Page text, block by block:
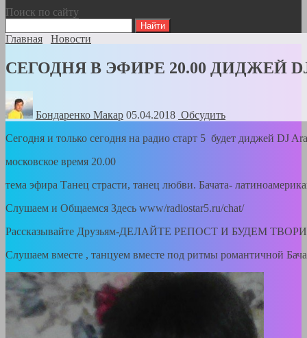
Поиск по сайту
Главная Новости
СЕГОДНЯ В ЭФИРЕ 20.00 ДИДЖЕЙ
Бондаренко Mакар 05.04.2018 Обсудить
Сегодня и только сегодня на радио старт 5 будет диджей DJ
московское время 20.00
тема эфира Танец страсти, танец любви. Бачата-
Слушаем и Общаемся Здесь www/radiostar5.ru/chat/
Рассказывайте Друзьям-ДЕЛАЙТЕ РЕПОСТ И БУДЕМ
Слушаем вместе , танцуем вместе под ритмы романтичной